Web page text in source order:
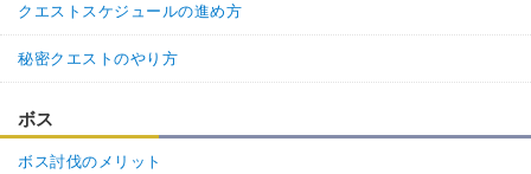
クエストスケジュールの進め方
秘密クエストのやり方
ボス
ボス討伐のメリット